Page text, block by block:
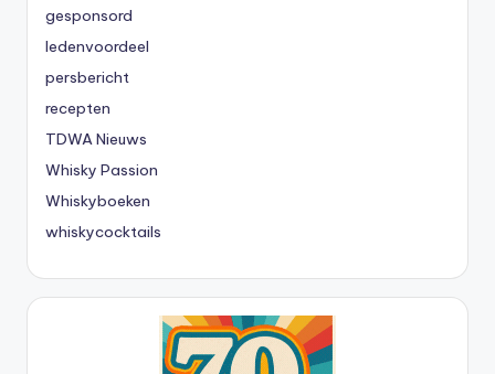
gesponsord
ledenvoordeel
persbericht
recepten
TDWA Nieuws
Whisky Passion
Whiskyboeken
whiskycocktails